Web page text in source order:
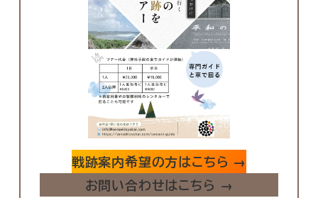
戦跡案内希望の方はこちら →
お問い合わせはこちら →